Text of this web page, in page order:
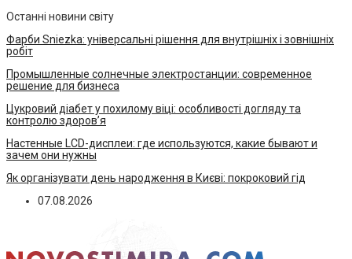
Останні новини світу
Фарби Sniezka: універсальні рішення для внутрішніх і зовнішніх
робіт
Промышленные солнечные электростанции: современное
решение для бизнеса
Цукровий діабет у похилому віці: особливості догляду та
контролю здоров’я
Настенные LCD-дисплеи: где используются, какие бывают и
зачем они нужны
Як організувати день народження в Києві: покроковий гід
07.08.2026